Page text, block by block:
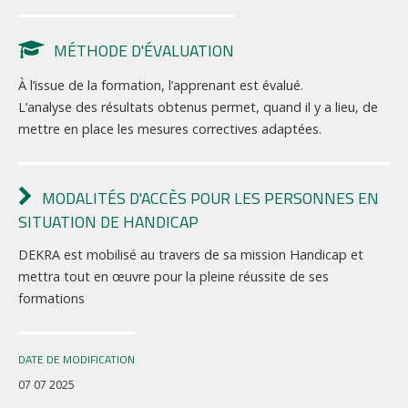
MÉTHODE D'ÉVALUATION
À l’issue de la formation, l’apprenant est évalué.
L’analyse des résultats obtenus permet, quand il y a lieu, de
mettre en place les mesures correctives adaptées.
MODALITÉS D'ACCÈS POUR LES PERSONNES EN
SITUATION DE HANDICAP
DEKRA est mobilisé au travers de sa mission Handicap et
mettra tout en œuvre pour la pleine réussite de ses
formations
DATE DE MODIFICATION
07 07 2025